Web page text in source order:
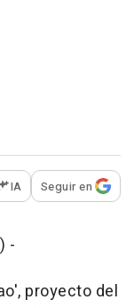
para
IA Seguir en
-
proyecto del